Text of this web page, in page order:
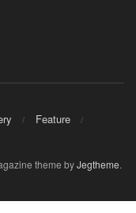
Feature
theme byJegtheme.